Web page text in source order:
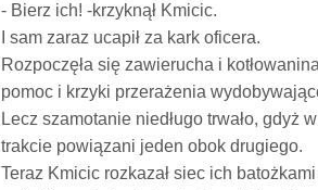
- Bierz ich! -krzyknął Kmicic.
I sam zaraz ucapił za kark oficera.
Rozpoczęła się zawierucha i
pomoc i krzyki przerażenia
Lecz szamotanie niedługo trwało,
trakcie powiązani jeden obok drugiego.
Teraz Kmicic rozkazał siec ich